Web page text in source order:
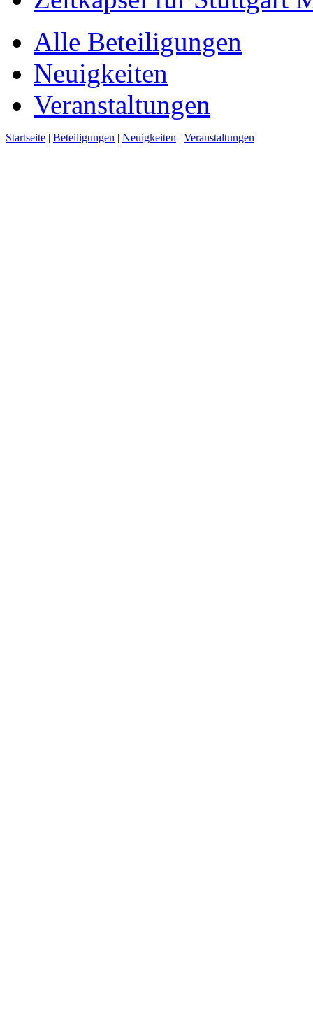
Alle Beteiligungen
Neuigkeiten
Veranstaltungen
Startseite | Beteiligungen | Neuigkeiten | Veranstaltungen